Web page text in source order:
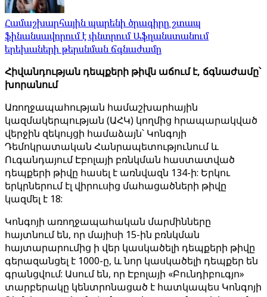
Համաշխարհային պարենի ծրագիրը շտապ
ֆինանսավորում է փնտրում Աֆղանստանում
երեխաների թերսնման ճգնաժամը
Հիվանդության դեպքերի թիվն աճում է, ճգնաժամը՝
խորանում
Առողջապահության համաշխարհային
կազմակերպության (ԱՀԿ) կողմից հրապարակված
վերջին զեկույցի համաձայն՝ Կոնգոյի
Դեմոկրատական ​​Հանրապետությունում և
Ուգանդայում Էբոլայի բռնկման հաստատված
դեպքերի թիվը հասել է առնվազն 134-ի: Երկու
երկրներում էլ վիրուսից մահացածների թիվը
կազմել է 18:
Կոնգոյի առողջապահական մարմինները
հայտնում են, որ մայիսի 15-ին բռնկման
հայտարարումից ի վեր կասկածելի դեպքերի թիվը
գերազանցել է 1000-ը, և նոր կասկածելի դեպքեր են
գրանցվում: Ասում են, որ Էբոլայի «Բունդիբուգյո»
տարբերակը կենտրոնացած է հատկապես Կոնգոյի